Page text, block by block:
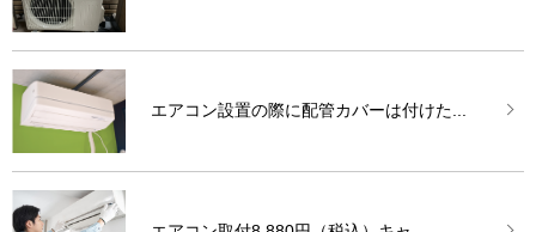
エアコン設置の際に配管カバーは付けた...